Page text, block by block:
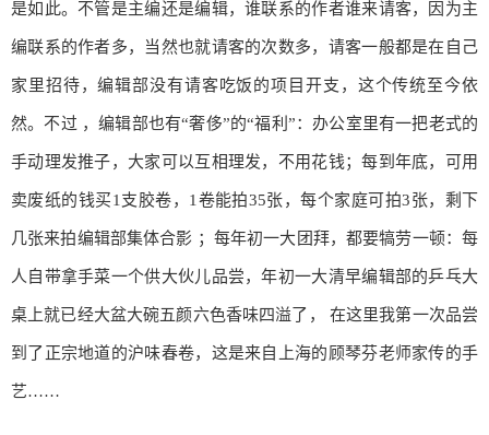
是如此。不管是主编还是编辑，谁联系的作者谁来请客，因为主
编联系的作者多，当然也就请客的次数多，请客一般都是在自己
家里招待，编辑部没有请客吃饭的项目开支，这个传统至今依
然。不过 ，编辑部也有“奢侈”的“福利”：办公室里有一把老式的
手动理发推子，大家可以互相理发，不用花钱；每到年底，可用
卖废纸的钱买1支胶卷，1卷能拍35张，每个家庭可拍3张，剩下
几张来拍编辑部集体合影 ；每年初一大团拜，都要犒劳一顿：每
人自带拿手菜一个供大伙儿品尝，年初一大清早编辑部的乒乓大
桌上就已经大盆大碗五颜六色香味四溢了， 在这里我第一次品尝
到了正宗地道的沪味春卷，这是来自上海的顾琴芬老师家传的手
艺……